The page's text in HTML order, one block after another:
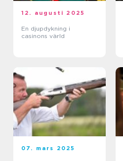
12. augusti 2025
En djupdykning i
casinons värld
07. mars 2025